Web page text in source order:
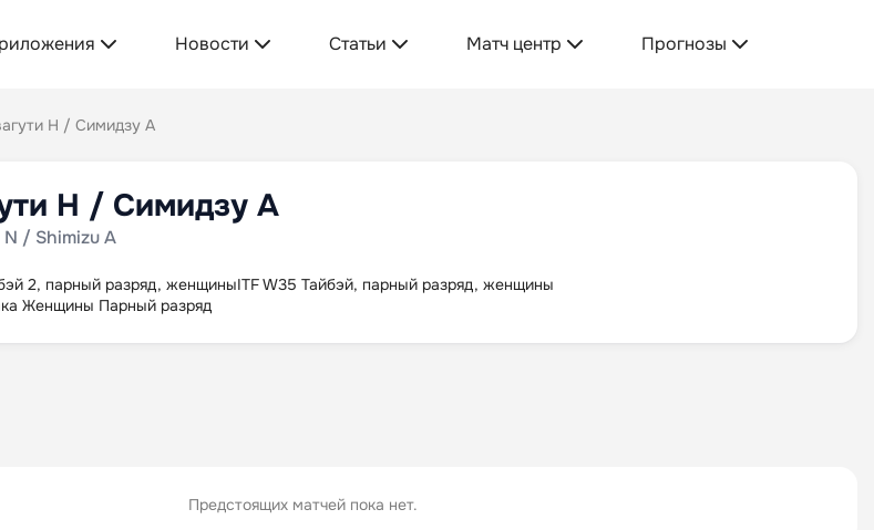
Новости Статьи Матч центр Прогнозы
Н / Симидзу А
Н / Симидзу А
/ Shimizu A
2, парный разряд, женщиныITF W35 Тайбэй, парный разряд, женщины
Женщины Парный разряд
Предстоящих матчей пока нет.